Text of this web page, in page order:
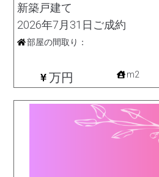
新築戸建て
2026年7月31日ご成約
部屋の間取り：
万円 m2